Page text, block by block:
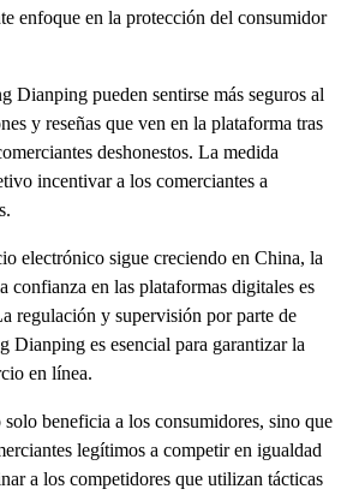
enfoque en la protección del consumidor
Dianping pueden sentirse más seguros al
y reseñas que ven en la plataforma tras
deshonestos. La medida
incentivar a los comerciantes a
electrónico sigue creciendo en China, la
confianza en las plataformas digitales es
regulación y supervisión por parte de
Dianping es esencial para garantizar la
en línea.
beneficia a los consumidores, sino que
legítimos a competir en igualdad
a los competidores que utilizan tácticas